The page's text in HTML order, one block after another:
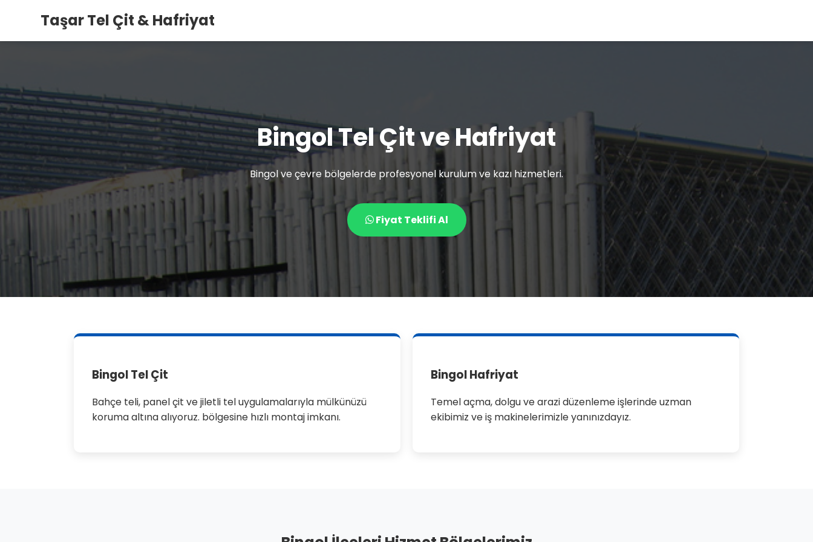
Taşar Tel Çit & Hafriyat
Bingol Tel Çit ve Hafriyat
Bingol ve çevre bölgelerde profesyonel kurulum ve kazı hizmetleri.
Fiyat Teklifi Al
Bingol Tel Çit
Bahçe teli, panel çit ve jiletli tel uygulamalarıyla mülkünüzü
koruma altına alıyoruz. bölgesine hızlı montaj imkanı.
Bingol Hafriyat
Temel açma, dolgu ve arazi düzenleme işlerinde uzman
ekibimiz ve iş makinelerimizle yanınızdayız.